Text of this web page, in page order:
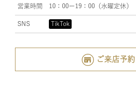
営業時間 10：00ー19：00（水曜定休）
SNS TikTok
ご来店予約